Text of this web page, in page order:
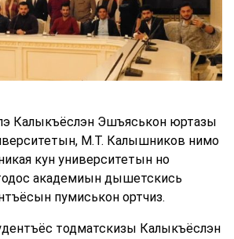
Калыкъёслэн Эшъяськон юртазы
М.Т. Калышников нимо
кун университетын но
академиын дышетскись
пумиськон ортчиз.
тодматскизы Калыкъёслэн